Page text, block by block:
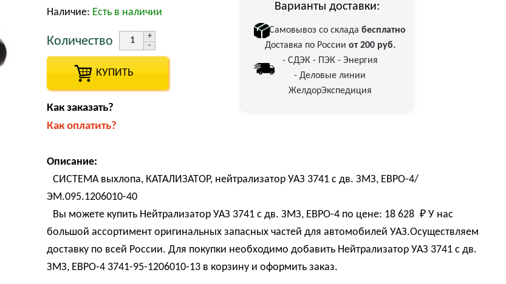
Наличие: Есть в наличии Варианты доставки:
Самовывоз со складабесплатно
Доставка по России от 200 руб.
- СДЭК - ПЭК - Энергия
- Деловые линии
ЖелдорЭкспедиция
Количество
КУПИТЬ
Как заказать?
Как оплатить?
Описание:
СИСТЕМА выхлопа, КАТАЛИЗАТОР, нейтрализатор УАЗ 3741 с дв. ЗМЗ, ЕВРО-4/
ЭМ.095.1206010-40
Вы можете купить Нейтрализатор УАЗ 3741 с дв. ЗМЗ, ЕВРО-4 по цене: 18 628 ₽ У нас
большой ассортимент оригинальных запасных частей для автомобилей УАЗ.Осуществляем
доставку по всей России. Для покупки необходимо добавить Нейтрализатор УАЗ 3741 с дв.
ЗМЗ, ЕВРО-4 3741-95-1206010-13 в корзину и оформить заказ.